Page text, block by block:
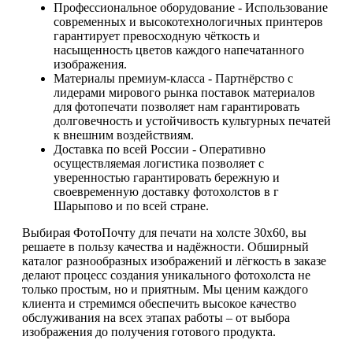
Профессиональное оборудование - Использование
современных и высокотехнологичных принтеров
гарантирует превосходную чёткость и
насыщенность цветов каждого напечатанного
изображения.
Материалы премиум-класса - Партнёрство с
лидерами мирового рынка поставок материалов
для фотопечати позволяет нам гарантировать
долговечность и устойчивость культурных печатей
к внешним воздействиям.
Доставка по всей России - Оперативно
осуществляемая логистика позволяет с
уверенностью гарантировать бережную и
своевременную доставку фотохолстов в г
Шарыпово и по всей стране.
Выбирая ФотоПочту для печати на холсте 30х60, вы
решаете в пользу качества и надёжности. Обширный
каталог разнообразных изображений и лёгкость в заказе
делают процесс создания уникального фотохолста не
только простым, но и приятным. Мы ценим каждого
клиента и стремимся обеспечить высокое качество
обслуживания на всех этапах работы – от выбора
изображения до получения готового продукта.